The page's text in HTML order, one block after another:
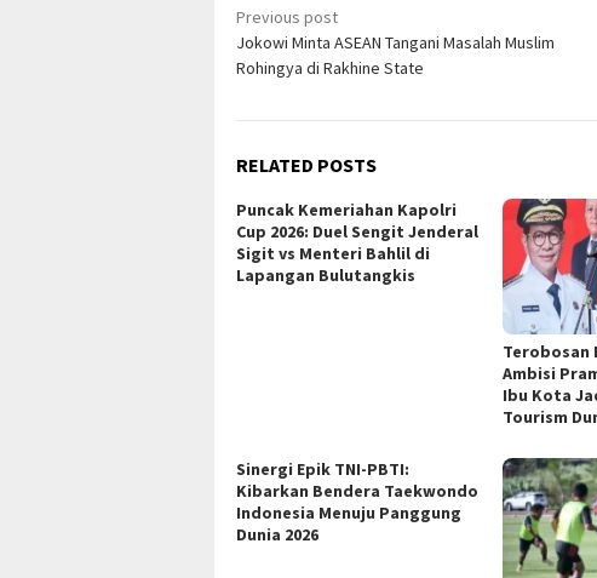
Post
navigation
Previous post
Jokowi Minta ASEAN Tangani Masalah Muslim
Rohingya di Rakhine State
RELATED POSTS
Puncak Kemeriahan Kapolri
Cup 2026: Duel Sengit Jenderal
Sigit vs Menteri Bahlil di
Lapangan Bulutangkis
Terobosan
Ambisi
Ibu Kota
Tourism
Sinergi Epik TNI-PBTI:
Kibarkan Bendera Taekwondo
Indonesia Menuju Panggung
Dunia 2026